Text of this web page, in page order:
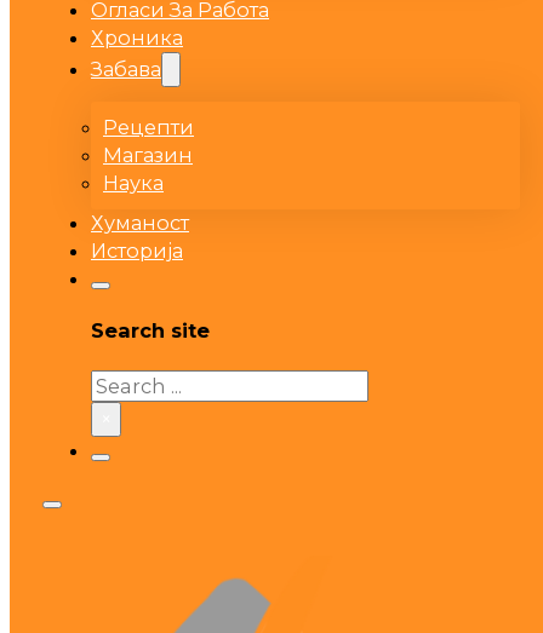
Огласи За Работа
Хроника
Забава
Рецепти
Магазин
Наука
Хуманост
Историја
Search site
Search